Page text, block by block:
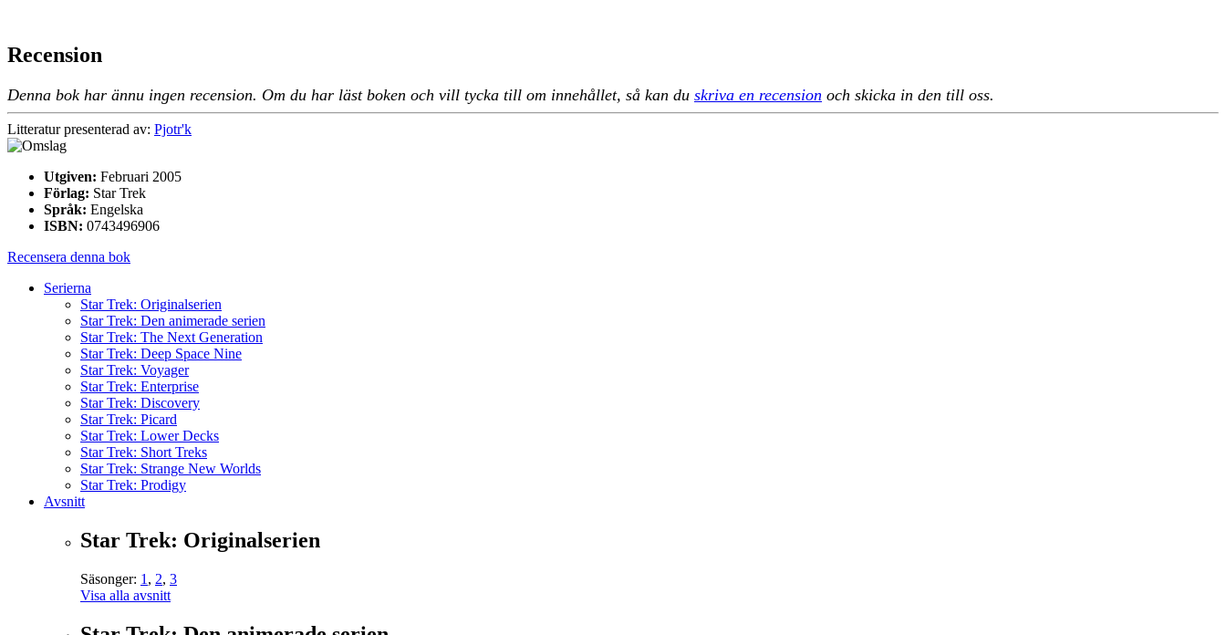
Recension
Denna bok har ännu ingen recension. Om du har läst boken och vill tycka till om innehållet, så kan du skriva en recension och skicka in den till oss.
Litteratur presenterad av: Pjotr'k
Utgiven: Februari 2005
Förlag: Star Trek
Språk: Engelska
ISBN: 0743496906
Recensera denna bok
Serierna
Star Trek: Originalserien
Star Trek: Den animerade serien
Star Trek: The Next Generation
Star Trek: Deep Space Nine
Star Trek: Voyager
Star Trek: Enterprise
Star Trek: Discovery
Star Trek: Picard
Star Trek: Lower Decks
Star Trek: Short Treks
Star Trek: Strange New Worlds
Star Trek: Prodigy
Avsnitt
Star Trek: Originalserien
Säsonger: 1 , 2, 3
Visa alla avsnitt